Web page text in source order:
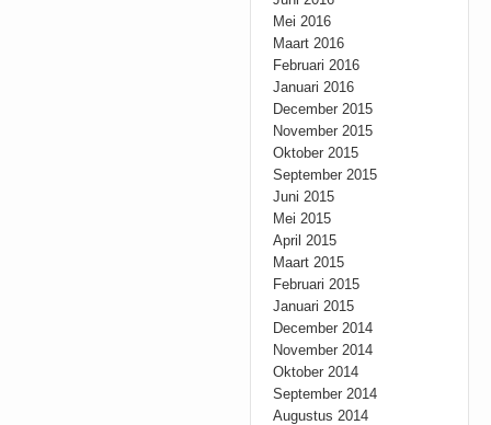
Mei 2016
Maart 2016
Februari 2016
Januari 2016
December 2015
November 2015
Oktober 2015
September 2015
Juni 2015
Mei 2015
April 2015
Maart 2015
Februari 2015
Januari 2015
December 2014
November 2014
Oktober 2014
September 2014
Augustus 2014